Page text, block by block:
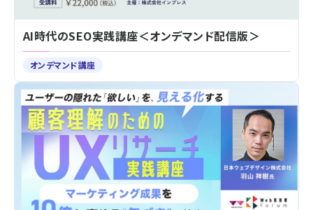
AI時代のSEO実践講座＜オンデマンド配信版＞
オンデマンド講座